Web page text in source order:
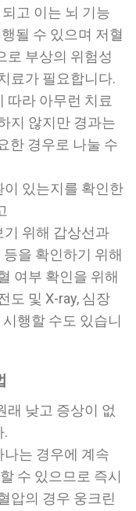
고 이는 뇌 기능
될 수 있으며 저혈
로 부상의 위험성
료가 필요합니다.
따라 아무런 치료
지 않지만 경과는
한 경우로 나눌 수
있는지를 확인한
위해 갑상선과
등을 확인하기 위해
여부 확인을 위해
도 및 X-ray, 심장
행할 수도 있습니
래 낮고 증상이 없
.
는 경우에 계속
수 있으므로 즉시
압의 경우 웅크린